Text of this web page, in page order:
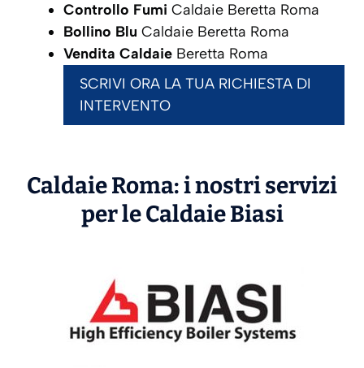
Controllo Fumi Caldaie Beretta Roma
Bollino Blu Caldaie Beretta Roma
Vendita Caldaie Beretta Roma
SCRIVI ORA LA TUA RICHIESTA DI
INTERVENTO
Caldaie Roma: i nostri servizi
per le CaldaieBiasi